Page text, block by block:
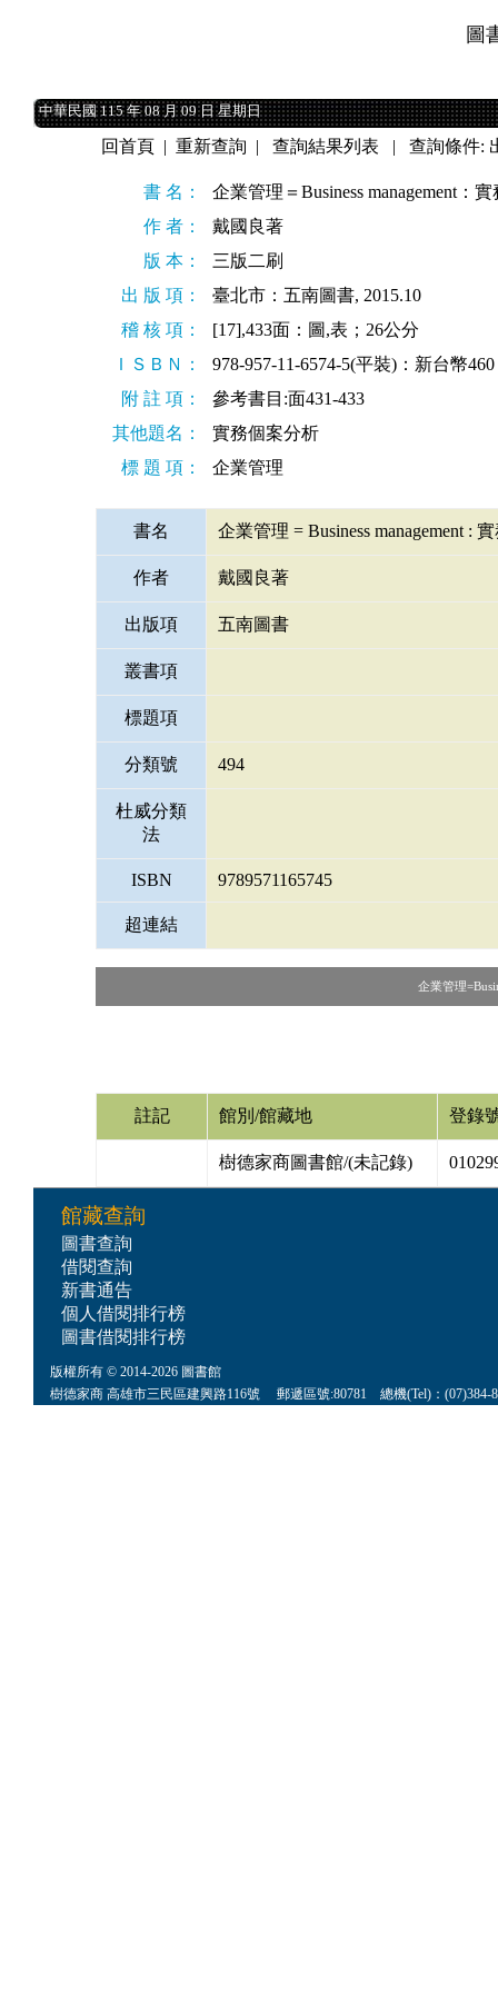
圖
中華民國 115 年 08 月 09 日 星期日
中華民國 115 年 08 月 09 日 星期日
回首頁 |重新查詢 |查詢結果列表 | 查詢條件:
書 名：
企業管理＝Business management：
作 者：
戴國良著
版 本：
三版二刷
出 版 項：
臺北市：五南圖書, 2015.10
稽 核 項：
[17],433面：圖,表；26公分
ＩＳＢＮ：
978-957-11-6574-5(平裝)：新台幣460
附 註 項：
參考書目:面431-433
其他題名：
實務個案分析
標 題 項：
企業管理
書名 企業管理 = Business management :
作者 戴國良著
出版項 五南圖書
叢書項
標題項
分類號 494
杜威分類
法
ISBN 9789571165745
超連結
企業管理
註記 館別/館藏地 登錄
樹德家商圖書館/(未記錄)
館藏查詢
圖書查詢
借閱查詢
新書通告
個人借閱排行榜
圖書借閱排行榜
版權所有 © 2014-2026 圖書館
樹德家商 高雄市三民區建興路116號 郵遞區號:80781 總機(Tel)：(07)384-